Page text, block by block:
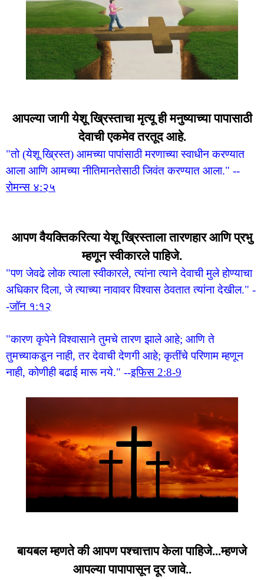
आपल्या जागी येशू ख्रिस्ताचा मृत्यू ही मनुष्याच्या पापासाठी
देवाची एकमेव तरतूद आहे.
"तो (येशू ख्रिस्त) आमच्या पापांसाठी मरणाच्या स्वाधीन करण्यात
आला आणि आमच्या नीतिमानतेसाठी जिवंत करण्यात आला." --
रोमन्स ४:२५
आपण वैयक्तिकरित्या येशू ख्रिस्ताला तारणहार आणि प्रभु
म्हणून स्वीकारले पाहिजे.
"पण जेवढे लोक त्याला स्वीकारले, त्यांना त्याने देवाची मुले होण्याचा
अधिकार दिला, जे त्याच्या नावावर विश्वास ठेवतात त्यांना देखील." -
-जॉन १:१२
"कारण कृपेने विश्वासाने तुमचे तारण झाले आहे; आणि ते
तुमच्याकडून नाही, तर देवाची देणगी आहे; कृतींचे परिणाम म्हणून
नाही, कोणीही बढाई मारू नये." --इफिस 2:8-9
बायबल म्हणते की आपण पश्चात्ताप केला पाहिजे...म्हणजे
आपल्या पापापासून दूर जावे..